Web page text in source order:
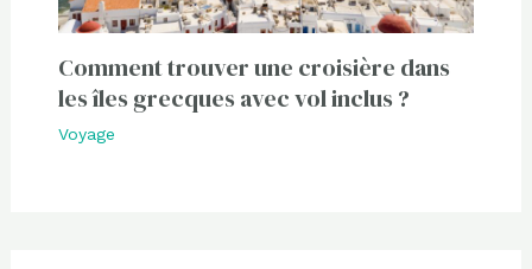
Comment trouver une croisière dans
les îles grecques avec vol inclus ?
Voyage